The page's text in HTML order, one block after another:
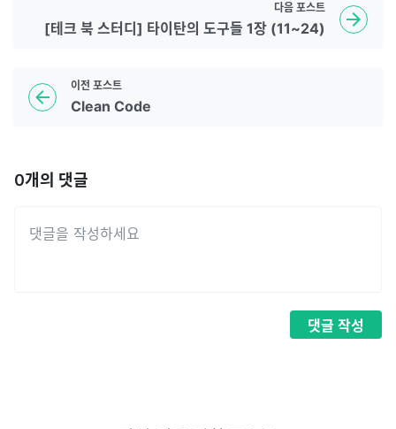
이전 포스트
Clean Code
다음 포스트
[테크 북 스터디] 타이탄의 도구들 1장 (11~24)
0개의 댓글
댓글 작성